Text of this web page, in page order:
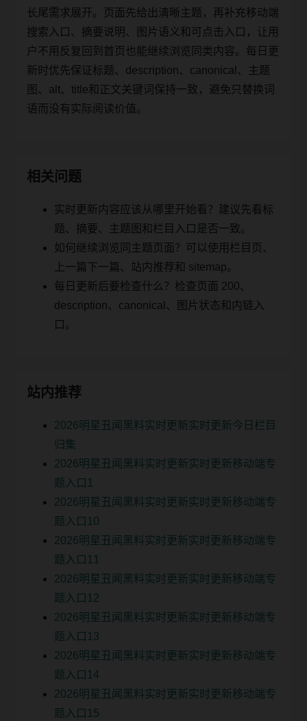
长尾需求展开。页面先给出清晰主题，再补充移动端
搜索入口、摘要说明、图片语义和可点击入口，让用
户不用反复回到首页也能继续浏览同类内容。每日更
新时优先保证标题、description、canonical、主题
图、alt、title和正文关键词保持一致，避免只替换词
语而没有实际阅读价值。
相关问题
实时更新内容应该从哪里开始看？建议先看标
题、摘要、主题图和栏目入口是否一致。
如何继续浏览同主题页面？可以使用栏目页、
上一篇下一篇、站内推荐和 sitemap。
每日更新后要检查什么？检查页面 200、
description、canonical、图片状态和内链入
口。
站内推荐
2026明星丑闻黑料实时更新实时更新今日栏目
归集
2026明星丑闻黑料实时更新实时更新移动端专
题入口1
2026明星丑闻黑料实时更新实时更新移动端专
题入口10
2026明星丑闻黑料实时更新实时更新移动端专
题入口11
2026明星丑闻黑料实时更新实时更新移动端专
题入口12
2026明星丑闻黑料实时更新实时更新移动端专
题入口13
2026明星丑闻黑料实时更新实时更新移动端专
题入口14
2026明星丑闻黑料实时更新实时更新移动端专
题入口15